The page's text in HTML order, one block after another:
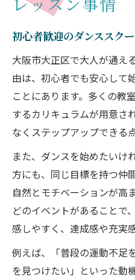
レッスン事情
初心者歓迎のダンススク
大阪市大正区で大人が通え
由は、初心者でも安心して
ことにあります。多くの教
するカリキュラムが用意さ
なくステップアップできる
また、ダンスを始めたいけ
方にも、同じ目標を持つ仲
自然とモチベーションが高
どのイベントがあることで
感しやすく、達成感や充実
例えば、「普段の運動不足
を見つけたい」といった動